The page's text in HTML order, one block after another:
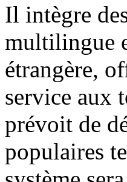
Il intègre
multilingue
étrangère,
service aux
prévoit de
populaires